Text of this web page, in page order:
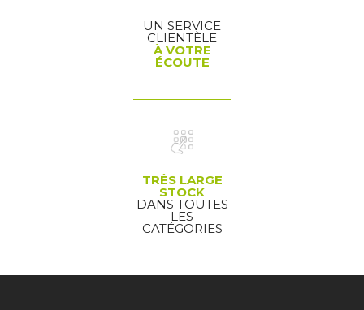
UN SERVICE
CLIENTÈLE
À VOTRE
ÉCOUTE
TRÈS LARGE
STOCK
DANS TOUTES
LES
CATÉGORIES